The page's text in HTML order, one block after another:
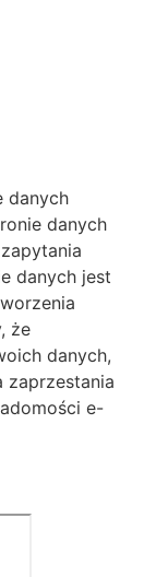
danych
danych
danych jest
że
danych,
zaprzestania
e-